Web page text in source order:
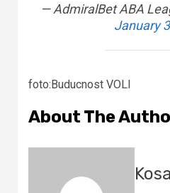
— AdmiralBet ABA
January
foto:Buducnost VOLI
About The